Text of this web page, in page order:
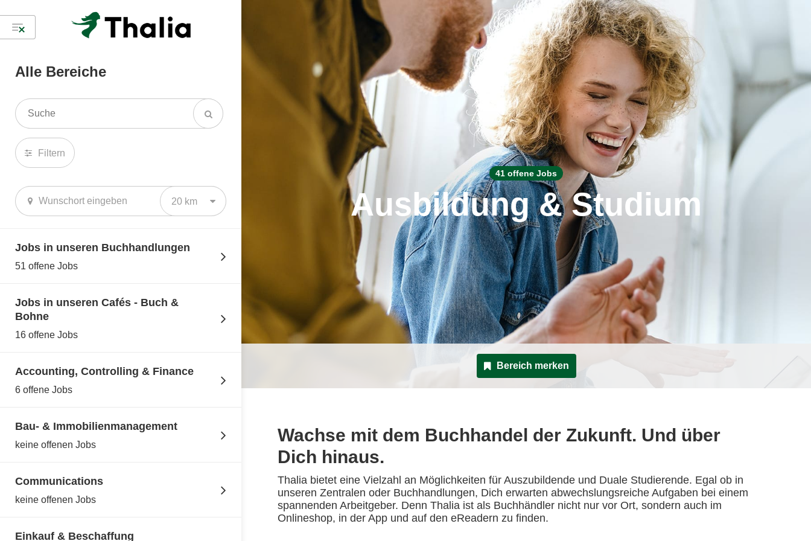
Alle Bereiche
Filtern
20 km
Jobs in unseren Buchhandlungen
51 offene Jobs
Jobs in unseren Cafés - Buch &
Bohne
16 offene Jobs
Accounting, Controlling & Finance
6 offene Jobs
Bau- & Immobilienmanagement
keine offenen Jobs
Communications
keine offenen Jobs
Einkauf & Beschaffung
41 offene Jobs
Ausbildung & Studium
Bereich merken
Wachse mit dem Buchhandel der Zukunft. Und über
Dich hinaus.
Thalia bietet eine Vielzahl an Möglichkeiten für Auszubildende und Duale Studierende. Egal ob in
unseren Zentralen oder Buchhandlungen, Dich erwarten abwechslungsreiche Aufgaben bei einem
spannenden Arbeitgeber. Denn Thalia ist als Buchhändler nicht nur vor Ort, sondern auch im
Onlineshop, in der App und auf den eReadern zu finden.